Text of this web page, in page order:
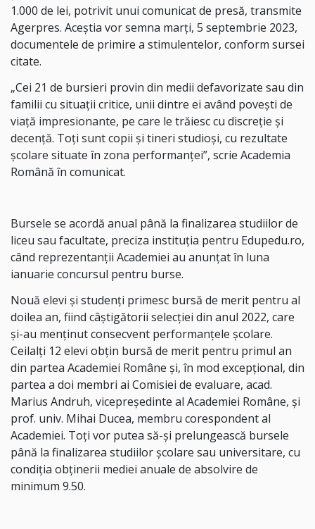
1.000 de lei, potrivit unui comunicat de presă, transmite
Agerpres. Aceștia vor semna marţi, 5 septembrie 2023,
documentele de primire a stimulentelor, conform sursei
citate.
„Cei 21 de bursieri provin din medii defavorizate sau din
familii cu situaţii critice, unii dintre ei având poveşti de
viaţă impresionante, pe care le trăiesc cu discreţie şi
decenţă. Toţi sunt copii şi tineri studioşi, cu rezultate
şcolare situate în zona performanţei”, scrie Academia
Română în comunicat.
Bursele se acordă anual până la finalizarea studiilor de
liceu sau facultate, preciza instituția pentru Edupedu.ro,
când reprezentanții Academiei au anunțat în luna
ianuarie concursul pentru burse.
Nouă elevi şi studenţi primesc bursă de merit pentru al
doilea an, fiind câştigătorii selecţiei din anul 2022, care
şi-au menţinut consecvent performanţele şcolare.
Ceilalţi 12 elevi obţin bursă de merit pentru primul an
din partea Academiei Române şi, în mod excepţional, din
partea a doi membri ai Comisiei de evaluare, acad.
Marius Andruh, vicepreşedinte al Academiei Române, şi
prof. univ. Mihai Ducea, membru corespondent al
Academiei. Toţi vor putea să-şi prelungească bursele
până la finalizarea studiilor şcolare sau universitare, cu
condiţia obţinerii mediei anuale de absolvire de
minimum 9.50.